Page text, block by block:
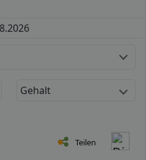
Gehalt
Teilen